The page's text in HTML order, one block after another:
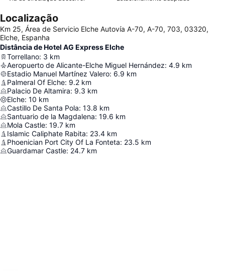
Localização
Km 25, Área de Servicio Elche Autovía A-70, A-70, 703, 03320,
Elche, Espanha
Distância de Hotel AG Express Elche
Torrellano: 3 km
Aeropuerto de Alicante-Elche Miguel Hernández: 4.9 km
Estadio Manuel Martínez Valero: 6.9 km
Palmeral Of Elche: 9.2 km
Palacio De Altamira: 9.3 km
Elche: 10 km
Castillo De Santa Pola: 13.8 km
Santuario de la Magdalena: 19.6 km
Mola Castle: 19.7 km
Islamic Caliphate Rabita: 23.4 km
Phoenician Port City Of La Fonteta: 23.5 km
Guardamar Castle: 24.7 km